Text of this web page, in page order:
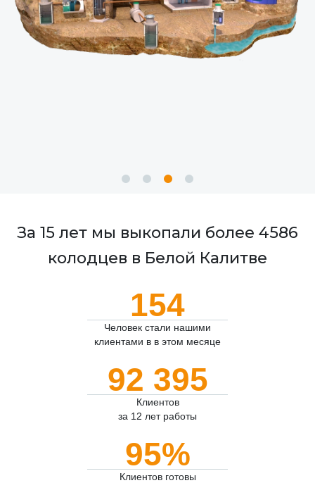
За 15 лет мы выкопали более 4586
колодцев в Белой Калитве
154
Человек стали нашими
клиентами в в этом месяце
92 395
Клиентов
за 12 лет работы
95%
Клиентов готовы